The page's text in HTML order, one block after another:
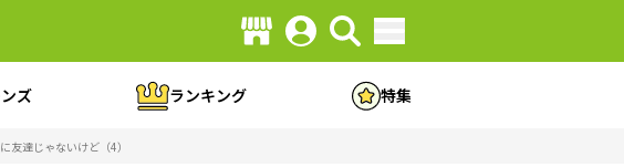
ズ ランキング 特集
達じゃないけど（4）